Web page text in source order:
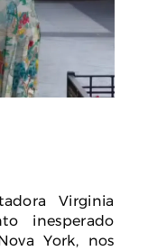
Virginia
inesperado
York, nos